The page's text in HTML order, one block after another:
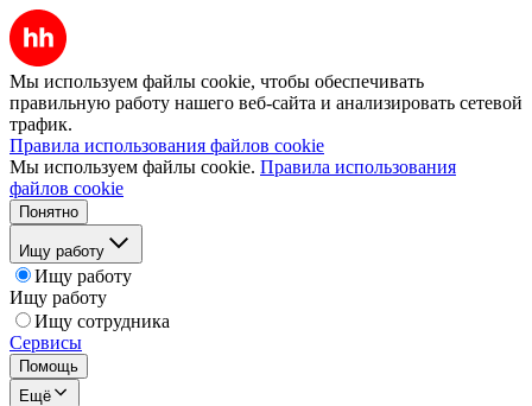
Мы используем файлы cookie, чтобы обеспечивать
правильную работу нашего веб-сайта и анализировать сетевой
трафик.
Правила использования файлов cookie
Мы используем файлы cookie. Правила использования
файлов cookie
Понятно
Ищу работу
Ищу работу
Ищу работу
Ищу сотрудника
Сервисы
Помощь
Ещё